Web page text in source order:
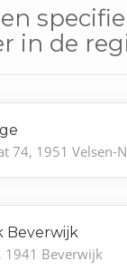
in de
74, 1951 Velsen-
Beverwijk
1941 Beverwijk